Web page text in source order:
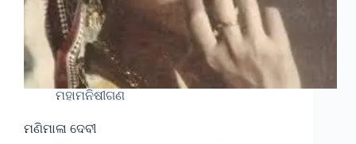
ମହାମନିଷୀଗଣ
ମଣିମାଳା ଦେବୀ